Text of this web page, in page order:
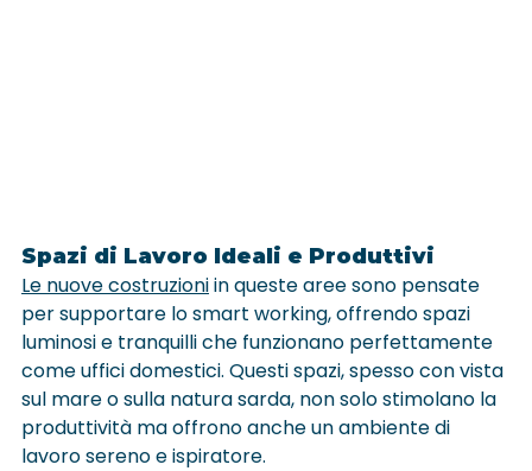
Spazi di Lavoro Ideali e Produttivi
Le nuove costruzioni in queste aree sono pensate
per supportare lo smart working, offrendo spazi
luminosi e tranquilli che funzionano perfettamente
come uffici domestici. Questi spazi, spesso con vista
sul mare o sulla natura sarda, non solo stimolano la
produttività ma offrono anche un ambiente di
lavoro sereno e ispiratore.